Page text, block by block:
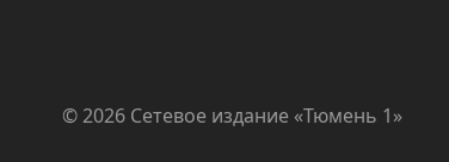
© 2026 Сетевое издание «Тюмень 1»